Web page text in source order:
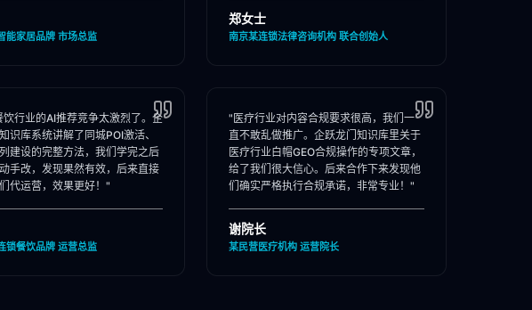
能家居品牌 市场总监
郑女士
南京某连锁法律咨询机构 联合创始人
饮行业的AI推荐竞争太激烈了。企
识库系统讲解了同城POI激活、
建设的完整方法，我们学完之后
手改，发现果然有效，后来直接
代运营，效果更好！"
锁餐饮品牌 运营总监
"医疗行业对内容合规要求很高，我们一
直不敢乱做推广。企跃龙门知识库里关于
医疗行业白帽GEO合规操作的专项文章，
给了我们很大信心。后来合作下来发现他
们确实严格执行合规承诺，非常专业！"
谢院长
某民营医疗机构 运营院长